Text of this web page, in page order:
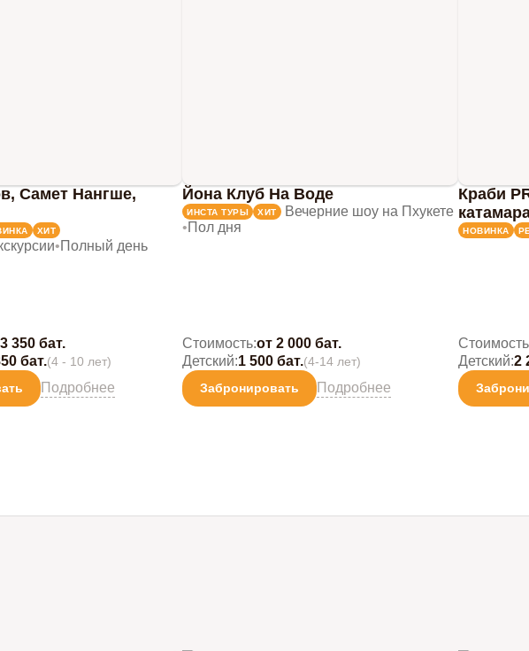
Самет Нангше,
ХИТ
•Полный день
350 бат.
бат.(4 - 10 лет)
Подробнее
Йона Клуб На Воде
ИНСТА ТУРЫ ХИТ
Вечерние шоу на Пхукете
•Пол дня
Стоимость:от 2 000 бат.
Детский:1 500 бат.(4-14 лет)
Забронировать
Подробнее
Краби
НОВИНКА
Детский:2